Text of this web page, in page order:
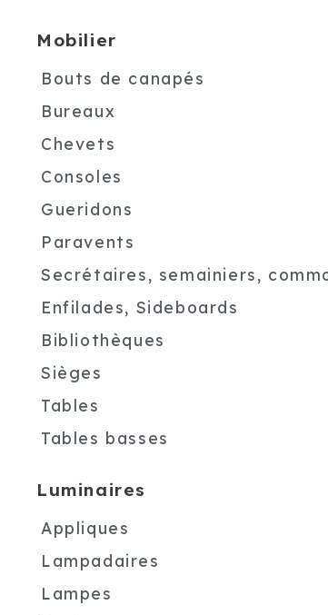
Mobilier
Bouts de canapés
Bureaux
Chevets
Consoles
Gueridons
Paravents
Secrétaires, semainiers,
Enfilades, Sideboards
Bibliothèques
Sièges
Tables
Tables basses
Luminaires
Appliques
Lampadaires
Lampes